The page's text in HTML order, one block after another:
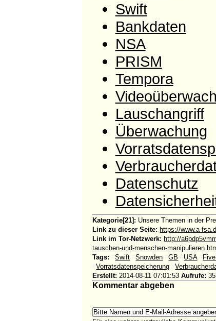
Swift
Bankdaten
NSA
PRISM
Tempora
Lauschangriff
Überwachung
Datenschutz
Kategorie[21]: Unsere Themen in der
Link zu dieser Seite: https://www.a-
Link im Tor-Netzwerk: http://
tauschen-und-menschen-
Tags:
#Swift #Snowden #GB USA
#Vorratsdatenspeicherung #
Erstellt: 2014-08-11 07:01:53 Aufrufe:
Kommentar abgeben